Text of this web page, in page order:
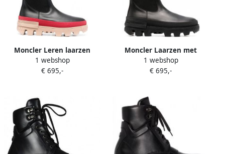
Moncler Leren laarzen
Zwart
1 webshop
€ 695,-
Moncler Laarzen met
geribbelde zool Zwart
1 webshop
€ 695,-